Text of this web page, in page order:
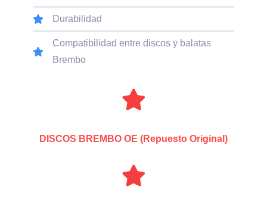
Durabilidad
Compatibilidad entre discos y balatas
Brembo
DISCOS BREMBO OE (Repuesto Original)